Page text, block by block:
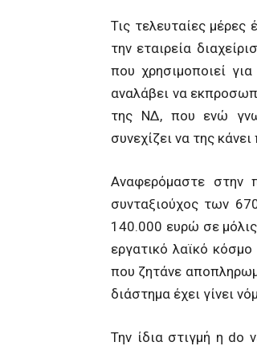
Τις τελευταίες
την εταιρεία
που χρησιμοποιεί
αναλάβει να
της ΝΔ, που ενώ
συνεχίζει να της
Αναφερόμαστε στην
συνταξιούχος των
140.000 ευρώ σε
εργατικό λαϊκό
που ζητάνε
διάστημα έχει γίνει
Την ίδια στιγμή η do